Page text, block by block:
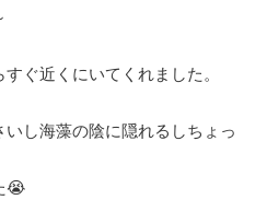
ぐ近くにいてくれました。
し海藻の陰に隠れるしちょっ
😭